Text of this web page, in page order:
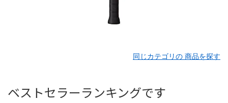
同じカテゴリの 商品を探す
ベストセラーランキングです